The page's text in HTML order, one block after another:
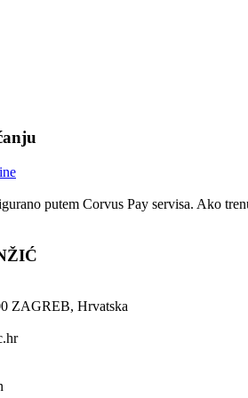
putem Corvus Pay servisa. Ako
ZAGREB, Hrvatska